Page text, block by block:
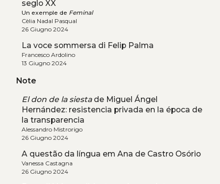
seglo XX
Un exemple de Feminal
Cèlia Nadal Pasqual
26 Giugno 2024
La voce sommersa di Felip Palma
Francesco Ardolino
13 Giugno 2024
Note
El don de la siestade Miguel Ángel
Hernández: resistencia privada en la época de
la transparencia
Alessandro Mistrorigo
26 Giugno 2024
A questão da língua em Ana de Castro Osório
Vanessa Castagna
26 Giugno 2024